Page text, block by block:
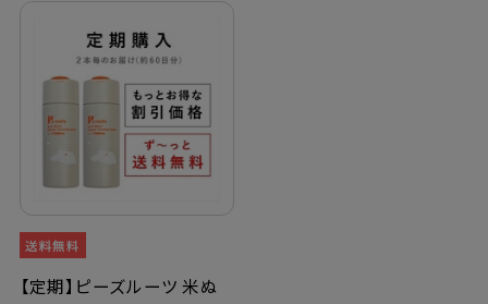
【定期】ピーズルーツ 米ぬ